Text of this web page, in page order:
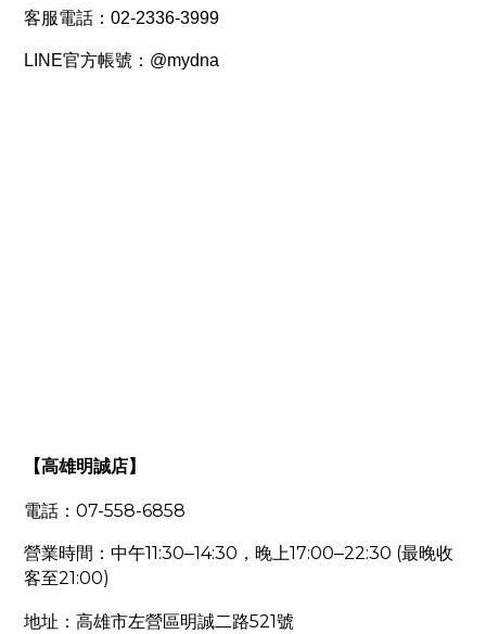
客服電話：02-2336-3999
LINE官方帳號：@mydna
【高雄明誠店】
電話： 07-558-6858
營業時間：中午11:30–14:30 ，晚上17:00–22:30 (最晚收
客至21:00)
地址：高雄市左營區明誠二路521號